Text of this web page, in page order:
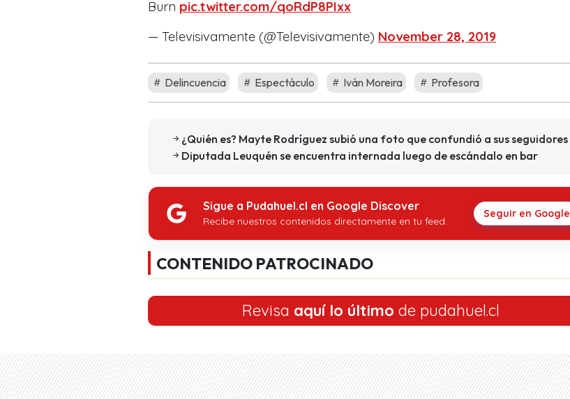
Burn pic.twitter.com/qoRdP8PIxx
— Televisivamente (@Televisivamente) November 28, 2019
Delincuencia Espectáculo Iván Moreira Profesora
¿Quién es? Mayte Rodríguez subió una foto que confundió a sus seguidores
Diputada Leuquén se encuentra internada luego de escándalo en bar
Sigue a Pudahuel.cl en Google Discover
Recibe nuestros contenidos directamente en tu feed.
Seguir en Google
CONTENIDO PATROCINADO
Revisa aquí lo último de pudahuel.cl